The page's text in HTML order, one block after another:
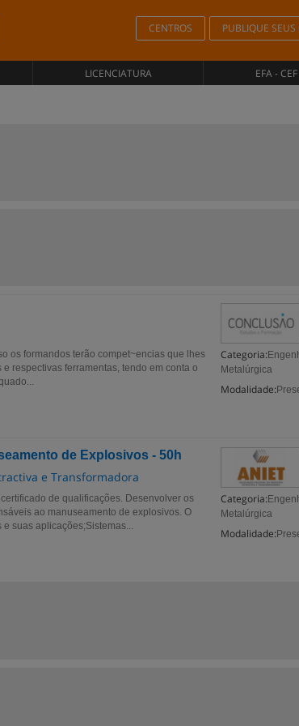
CENTROS PUBLIQUE SEUS
LICENCIATURA EFA - CEF
Categoria:
Metalúrgica
Modalidade:
os formandos terão compet~encias que lhes
respectivas ferramentas, tendo em conta o
de Explosivos - 50h
e Transformadora
Categoria:
Metalúrgica
Modalidade:
de qualificações. Desenvolver os
ao manuseamento de explosivos. O
suas aplicações;Sistemas...